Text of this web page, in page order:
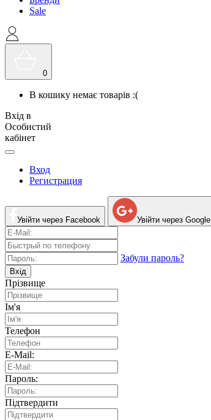
Sale
0
В кошику немає товарів :(
Вхід в
Особистий
кабінет
Вход
Регистрация
Увійти через Facebook Увійти через Google
Забули пароль?
Вхід
Прізвище
Ім'я
Телефон
E-Mail:
Пароль:
Підтвердити